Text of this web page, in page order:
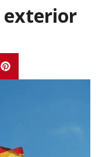
exterior